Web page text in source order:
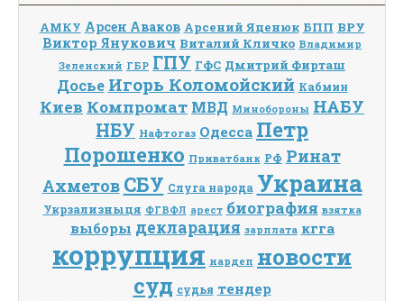
АМКУ Арсен Аваков Арсений Яценюк БПП ВРУ
Виктор Янукович Виталий Кличко Владимир
Зеленский ГБР ГПУ ГФС Дмитрий Фирташ
Досье Игорь Коломойский Кабмин
Киев Компромат МВД Минобороны НАБУ
НБУ Нафтогаз Одесса Петр
Порошенко Приватбанк РФ Ринат
Ахметов СБУ Слуга народа Украина
Укрзализныця ФГВФЛ арест биография взятка
выборы декларация зарплата кгга
коррупция нардеп новости
суд судья тендер